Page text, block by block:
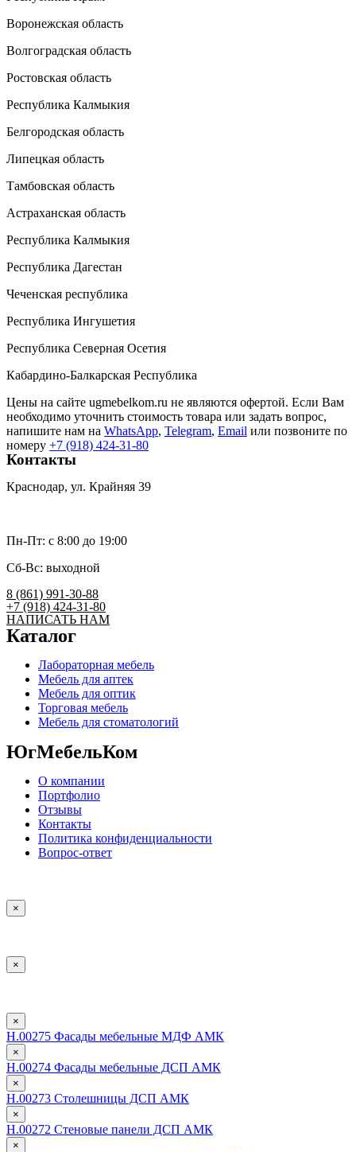
Воронежская область
Волгоградская область
Ростовская область
Республика Калмыкия
Белгородская область
Липецкая область
Тамбовская область
Астраханская область
Республика Калмыкия
Республика Дагестан
Чеченская республика
Республика Ингушетия
Республика Северная Осетия
Кабардино-Балкарская Республика
Цены на сайте ugmebelkom.ru не являются офертой. Если Вам
необходимо уточнить стоимость товара или задать вопрос,
напишите нам на WhatsApp, Telegram, Email или позвоните по
номеру +7 (918) 424-31-80
Контакты
Краснодар, ул. Крайняя 39
Пн-Пт: c 8:00 до 19:00
Сб-Вс: выходной
8 (861) 991-30-88
+7 (918) 424-31-80
НАПИСАТЬ НАМ
Каталог
Лабораторная мебель
Мебель для аптек
Мебель для оптик
Торговая мебель
Мебель для стоматологий
ЮгМебельКом
О компании
Портфолио
Отзывы
Контакты
Политика конфиденциальности
Вопрос-ответ
×
×
×
Н.00275 Фасады мебельные МДФ АМК
×
Н.00274 Фасады мебельные ДСП АМК
×
Н.00273 Столешницы ДСП АМК
×
Н.00272 Стеновые панели ДСП АМК
×